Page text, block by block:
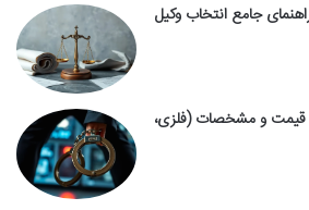
جامع انتخاب وکیل
قیمت و مشخصات (فلزی،